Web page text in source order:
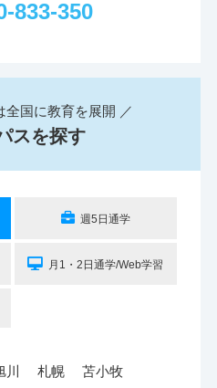
833-350
全国に教育を展開 ／
スを探す
週5日通学
月1・2日通学/Web学習
川 札幌 苫小牧